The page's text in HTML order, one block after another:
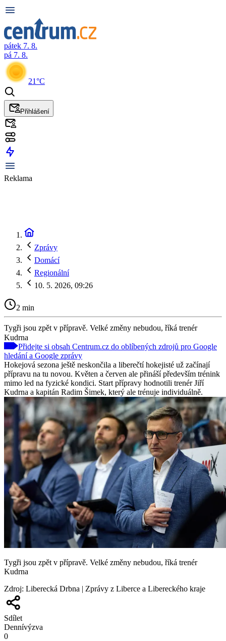
pátek 7. 8.
pá 7. 8.
21°C
Přihlášení
Reklama
Zprávy
Domácí
Regionální
10. 5. 2026, 09:26
2 min
Tygři jsou zpět v přípravě. Velké změny nebudou, říká trenér
Kudrna
Přidejte si obsah Centrum.cz do oblíbených zdrojů pro Google
hledání a Google zprávy
Hokejová sezona ještě neskončila a liberečtí hokejisté už začínají
přípravu na tu novou. Květen a červen ale přináší především trénink
mimo led na fyzické kondici. Start přípravy hodnotili trenér Jiří
Kudrna a kapitán Radim Šimek, který ale trénuje individuálně.
Tygři jsou zpět v přípravě. Velké změny nebudou, říká trenér
Kudrna
Zdroj: Liberecká Drbna | Zprávy z Liberce a Libereckého kraje
Sdílet
Dennívýzva
0